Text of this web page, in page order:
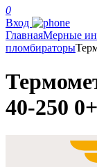
0
Вход
ГлавнаяМерные
пломбираторы
40-250